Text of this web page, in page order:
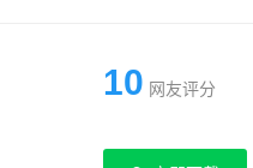
10 网友评分